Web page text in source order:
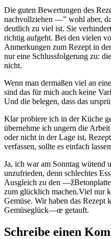
Die guten Bewertungen des
nachvollziehen —” wohl aber,
deutlich zu viel ist. Sie
richtig aufgeht. Bei den vielen
Anmerkungen zum Rezept in
nur eine Schlussfolgerung zu:
nicht.
Wenn man dermaßen viel an
sind das für mich auch keine
Und die belegen, dass das
Klar probiere ich in der Küche
übernehme ich ungern die
oder nicht in der Lage ist,
verfassen, sollte es einfach
Ja, ich war am Sonntag wütend
unzufrieden, denn schlechtes
Ausgleich zu den
zum glücklich machen.Viel nur
Gemüse. Wir haben das
Gemüseglück—œ getauft.
Schreibe einen